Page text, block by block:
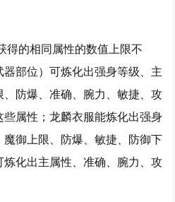
的相同属性的数值上限不
部位）可炼化出强身等级、主
防爆、准确、腕力、敏捷、攻
属性；龙麟衣服能炼化出强身
御上限、防爆、敏捷、防御下
化出主属性、准确、腕力、攻